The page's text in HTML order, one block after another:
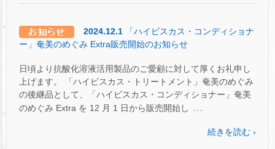
2024.12.1 「ハイビスカス・コンディショナ
ー」奄美のめぐみ Extra販売開始のお知らせ
日頃より抗酸化溶液活用製品のご愛顧に対して厚くお礼申し
上げます。 「ハイビスカス・トリートメント」奄美のめぐみ
の後継品として、「ハイビスカス・コンディショナー」奄美
のめぐみ Extra を 12 月 1 日から販売開始し …
続きを読む ›